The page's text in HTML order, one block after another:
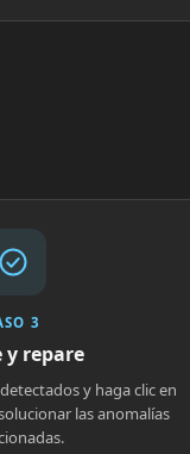
3
y repare
y haga clic en
las anomalías